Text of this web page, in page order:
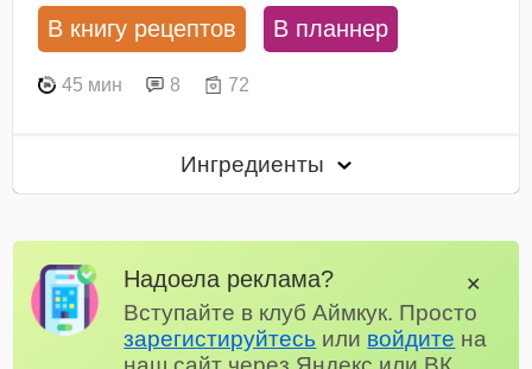
В книгу рецептов В планнер
45 мин 8 72
Ингредиенты
Надоела реклама?
Вступайте в клуб Аймкук. Просто
зарегистируйтесь или войдите на
✕